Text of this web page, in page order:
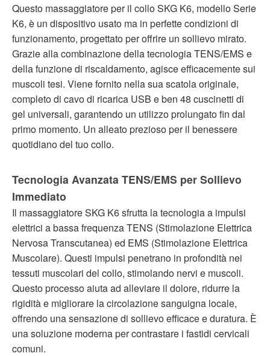
Questo massaggiatore per il collo SKG K6, modello Serie
K6, è un dispositivo usato ma in perfette condizioni di
funzionamento, progettato per offrire un sollievo mirato.
Grazie alla combinazione della tecnologia TENS/EMS e
della funzione di riscaldamento, agisce efficacemente sui
muscoli tesi. Viene fornito nella sua scatola originale,
completo di cavo di ricarica USB e ben 48 cuscinetti di
gel universali, garantendo un utilizzo prolungato fin dal
primo momento. Un alleato prezioso per il benessere
quotidiano del tuo collo.
Tecnologia Avanzata TENS/EMS per Sollievo
Immediato
Il massaggiatore SKG K6 sfrutta la tecnologia a impulsi
elettrici a bassa frequenza TENS (Stimolazione Elettrica
Nervosa Transcutanea) ed EMS (Stimolazione Elettrica
Muscolare). Questi impulsi penetrano in profondità nei
tessuti muscolari del collo, stimolando nervi e muscoli.
Questo processo aiuta ad alleviare il dolore, ridurre la
rigidità e migliorare la circolazione sanguigna locale,
offrendo una sensazione di sollievo efficace e duratura. È
una soluzione moderna per contrastare i fastidi cervicali
comuni.